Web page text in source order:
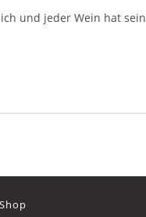
und jeder Wein hat sein
Shop